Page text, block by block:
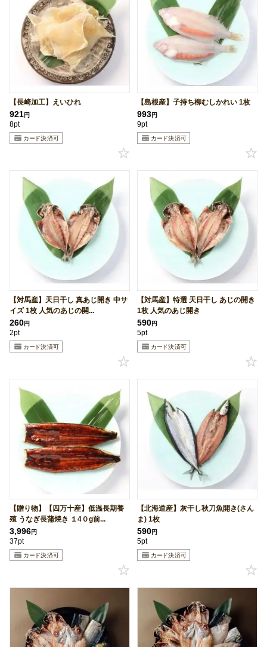
【長崎加工】えいひれ
921円
8pt
【島根産】子持ち柳むしかれい 1枚
993円
9pt
【対馬産】天日干し 真あじ開き 中サ
イズ 1枚 人気のあじの開...
260円
2pt
【対馬産】特選 天日干し あじの開き
1枚 人気のあじ開き
590円
5pt
【贈り物】【四万十産】低温長期養
殖 うなぎ長蒲焼き １4０g前...
3,996円
37pt
【北海道産】灰干し秋刀魚開き(さん
ま) 1枚
590円
5pt